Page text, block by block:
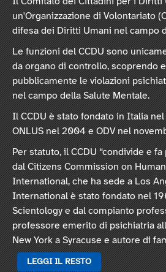
un'Organizzazione di Volontariato
difesa dei Diritti Umani nel campo
Le funzioni del CCDU sono
da organo di controllo, scoprendo
pubblicamente le violazioni
nel campo della Salute Mentale.
Il CCDU è stato fondato in Italia
ONLUS nel 2004 e ODV nel
Per statuto, il CCDU “condivide e
dal Citizens Commission on
International, che ha sede a Los
International è stato fondato nel
Scientology e dal compianto
professore emerito di psichiatria
New York a Syracuse e autore di
LEGGI IL RESTO